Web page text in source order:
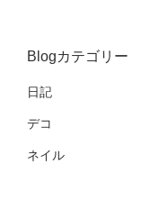
Blogカテゴリー
日記
デコ
ネイル